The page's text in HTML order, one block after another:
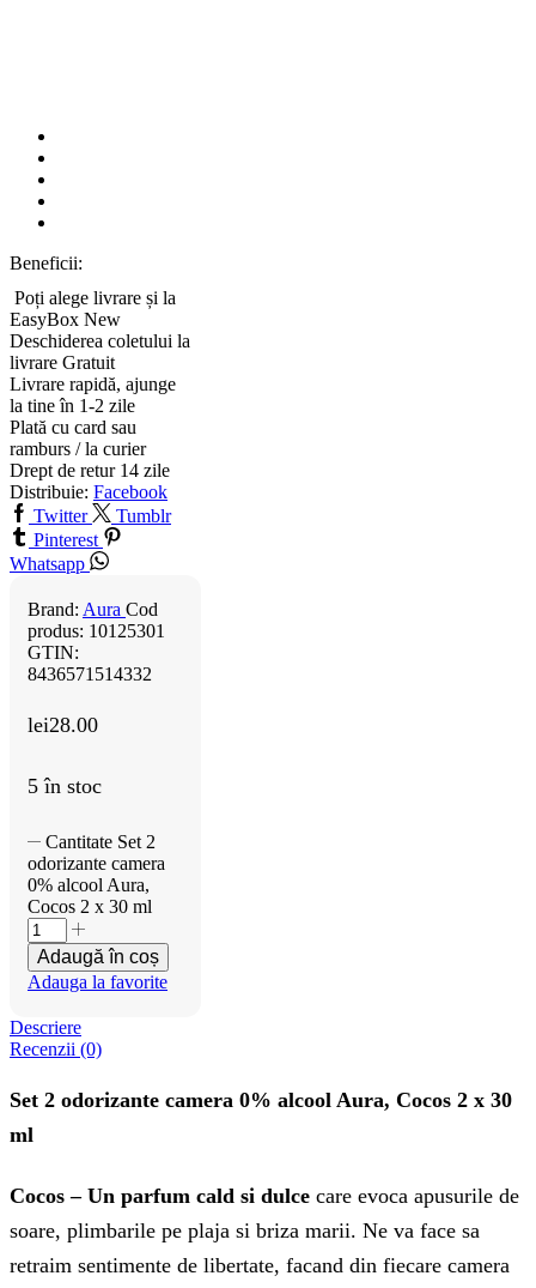
Beneficii:
Poți alege livrare și la
EasyBox New
Deschiderea coletului la
livrare Gratuit
Livrare rapidă, ajunge
la tine în 1-2 zile
Plată cu card sau
ramburs / la curier
Drept de retur 14 zile
Distribuie: Facebook
Twitter
Tumblr
Pinterest
Whatsapp
Brand: Aura Cod
produs: 10125301
GTIN:
8436571514332
lei28.00
5 în stoc
Cantitate Set 2
odorizante camera
0% alcool Aura,
Cocos 2 x 30 ml
Adaugă în coș
Adauga la favorite
Descriere
Recenzii (0)
Set 2 odorizante camera 0% alcool Aura, Cocos 2 x 30
ml
Cocos – Un parfum cald si dulce care evoca apusurile de
soare, plimbarile pe plaja si briza marii. Ne va face sa
retraim sentimente de libertate, facand din fiecare camera